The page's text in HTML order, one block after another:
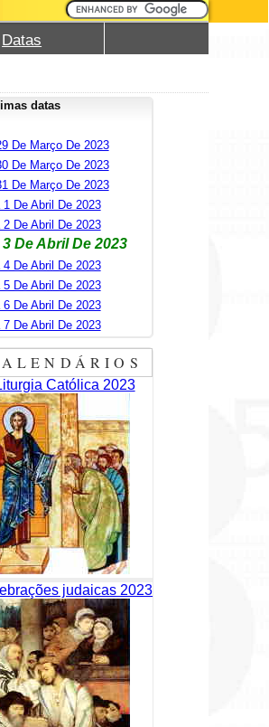
Datas
datas
De Março De 2023
De Março De 2023
De Março De 2023
De Abril De 2023
De Abril De 2023
De Abril De 2023
De Abril De 2023
De Abril De 2023
De Abril De 2023
De Abril De 2023
Católica 2023
judaicas 2023